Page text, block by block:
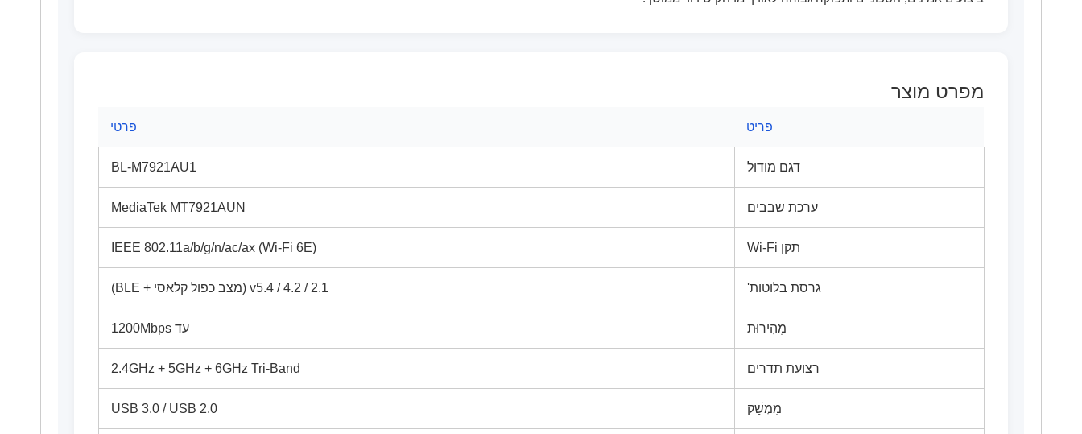
מפרט מוצר
פריט פרטי
דגם מודול BL-M7921AU1
ערכת שבבים MediaTek MT7921AUN
תקן Wi-Fi IEEE 802.11a/b/g/n/ac/ax (Wi-Fi 6E)
גרסת בלוטות' v5.4 / 4.2 / 2.1 (מצב כפול קלאסי + BLE)
מְהִירוּת עד 1200Mbps
רצועת תדרים 2.4GHz + 5GHz + 6GHz Tri-Band
מִמְשָׁק USB 3.0 / USB 2.0